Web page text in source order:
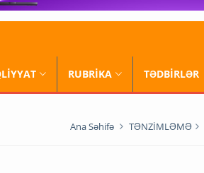
RUBRİKA TƏDBİRLƏR
Ana Səhifə TƏNZİMLƏMƏ